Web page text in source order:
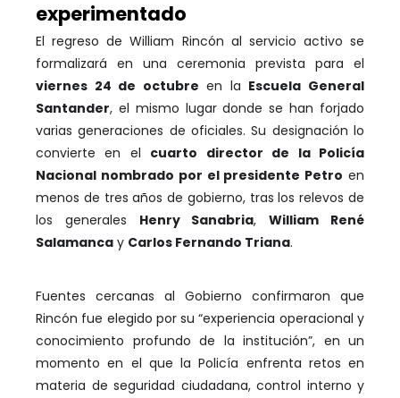
experimentado
El regreso de William Rincón al servicio activo se
formalizará en una ceremonia prevista para el
viernes 24 de octubre en la Escuela General
Santander, el mismo lugar donde se han forjado
varias generaciones de oficiales. Su designación lo
convierte en el cuarto director de la Policía
Nacional nombrado por el presidente Petro en
menos de tres años de gobierno, tras los relevos de
los generales Henry Sanabria,William René
Salamanca y Carlos Fernando Triana.
Fuentes cercanas al Gobierno confirmaron que
Rincón fue elegido por su “experiencia operacional y
conocimiento profundo de la institución”, en un
momento en el que la Policía enfrenta retos en
materia de seguridad ciudadana, control interno y